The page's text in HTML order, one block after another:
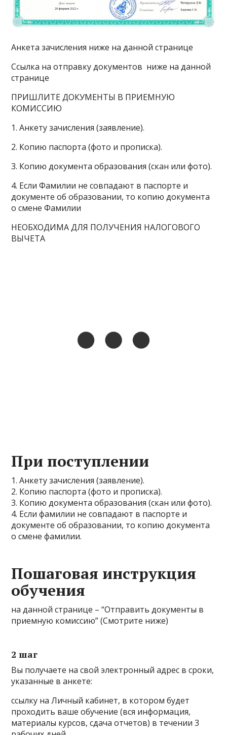
Анкета зачисления ниже на данной странице
Ссылка на отправку документов ниже на данной
странице
ПРИШЛИТЕ ДОКУМЕНТЫ В ПРИЕМНУЮ
КОМИССИЮ
1. Анкету зачисления (заявление).
2. Копию паспорта (фото и прописка).
3. Копию документа образования (скан или фото).
4. Если Фамилии не совпадают в паспорте и
документе об образовании, то копию документа
о смене Фамилии
НЕОБХОДИМА ДЛЯ ПОЛУЧЕНИЯ НАЛОГОВОГО
ВЫЧЕТА
При поступлении
1. Анкету зачисления (заявление).
2. Копию паспорта (фото и прописка).
3. Копию документа образования (скан или фото).
4. Если фамилии не совпадают в паспорте и
документе об образовании, то копию документа
о смене фамилии.
Пошаговая инструкция
обучения
на данной странице – “Отправить документы в
приемную комиссию” (Смотрите ниже)
2 шаг
Вы получаете на свой электронный адрес в сроки,
указанные в анкете:
ссылку на Личный кабинет, в котором будет
проходить ваше обучение (вся информация,
материалы курсов, сдача отчетов) в течении 3